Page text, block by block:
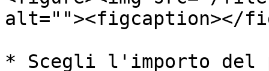
alt=""><figcaption></
* Scegli l'importo del